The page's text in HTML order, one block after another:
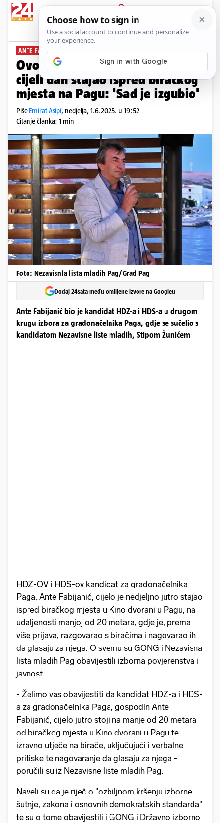
PRIJAVA
News Komentari
ANTE FABIJANIĆ
Ovo je HDZ-ov kandidat koji je
cijeli dan stajao ispred biračkog
mjesta na Pagu: 'Sad je izgubio'
Piše Emirat Asipi, nedjelja, 1.6.2025. u 19:52
Čitanje članka: 1 min
Foto: Nezavisnla lista mladih Pag/Grad Pag
Dodaj 24sata među omiljene izvore na Googleu
Ante Fabijanić bio je kandidat HDZ-a i HDS-a u drugom
krugu izbora za gradonačelnika Paga, gdje se sučelio s
kandidatom Nezavisne liste mladih, Stipom Žunićem
HDZ-OV i HDS-ov kandidat za gradonačelnika
Paga, Ante Fabijanić, cijelo je nedjeljno jutro stajao
ispred biračkog mjesta u Kino dvorani u Pagu, na
udaljenosti manjoj od 20 metara, gdje je, prema
više prijava, razgovarao s biračima i nagovarao ih
da glasaju za njega. O svemu su GONG i Nezavisna
lista mladih Pag obavijestili izborna povjerenstva i
javnost.
- Želimo vas obavijestiti da kandidat HDZ-a i HDS-
a za gradonačelnika Paga, gospodin Ante
Fabijanić, cijelo jutro stoji na manje od 20 metara
od biračkog mjesta u Kino dvorani u Pagu te
izravno utječe na birače, uključujući i verbalne
pritiske te nagovaranje da glasaju za njega -
poručili su iz Nezavisne liste mladih Pag.
Naveli su da je riječ o "ozbiljnom kršenju izborne
šutnje, zakona i osnovnih demokratskih standarda"
te su o tome obavijestili i GONG i Državno izborno